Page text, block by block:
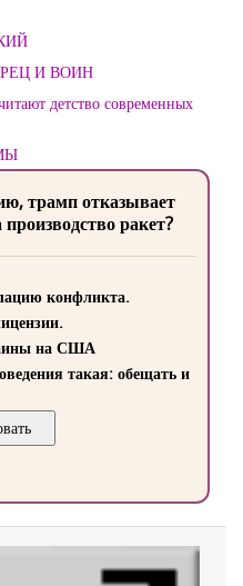
И ВОИН
детство современных
трамп отказывает
ракет?
конфликта.
на США
такая: обещать и